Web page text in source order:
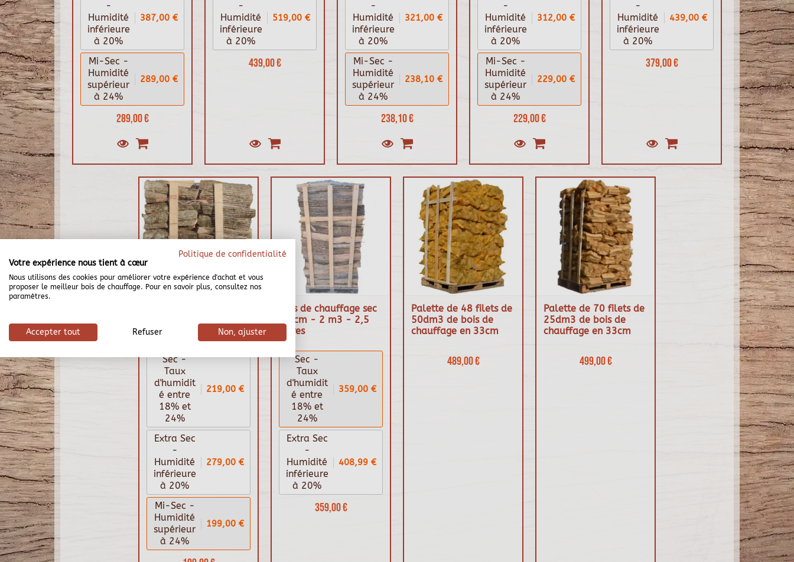
289,00 €
-
Humidité
inférieure
à 20%
387,00 €
Mi-Sec -
Humidité
supérieur
à 24%
289,00 €
439,00 €
-
Humidité
inférieure
à 20%
519,00 €
238,10 €
-
Humidité
inférieure
à 20%
321,00 €
Mi-Sec -
Humidité
supérieur
à 24%
238,10 €
229,00 €
-
Humidité
inférieure
à 20%
312,00 €
Mi-Sec -
Humidité
supérieur
à 24%
229,00 €
379,00 €
-
Humidité
inférieure
à 20%
439,00 €
stères
Sec -
Taux
d'humidit
é entre
18% et
24%
219,00 €
Extra Sec
-
Humidité
inférieure
à 20%
279,00 €
Mi-Sec -
Humidité
supérieur
à 24%
199,00 €
Bois de chauffage sec
50 cm - 2 m3 - 2,5
stères
359,00 €
Sec -
Taux
d'humidit
é entre
18% et
24%
359,00 €
Extra Sec
-
Humidité
inférieure
à 20%
408,99 €
Palette de 48 filets de
50dm3 de bois de
chauffage en 33cm
489,00 €
Palette de 70 filets de
25dm3 de bois de
chauffage en 33cm
499,00 €
Politique de confidentialité
Votre expérience nous tient à cœur
Nous utilisons des cookies pour améliorer votre expérience d'achat et vous
proposer le meilleur bois de chauffage. Pour en savoir plus, consultez nos
paramètres.
Accepter tout Refuser Non, ajuster